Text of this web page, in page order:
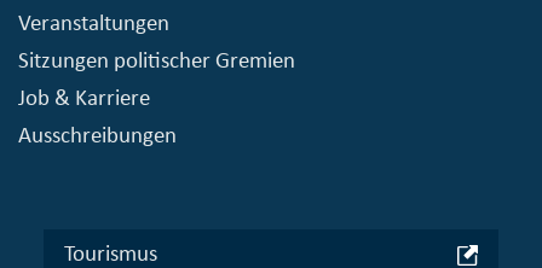
Veranstaltungen
Sitzungen politischer Gremien
Job & Karriere
Ausschreibungen
Tourismus